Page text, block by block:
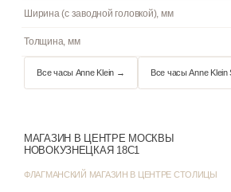
Отображение даты
Цвет корпуса
Ширина (с заводной головкой), мм
МАГАЗИН В ЦЕНТРЕ МОСКВЫ
НОВОКУЗНЕЦКАЯ 18С1
ФЛАГМАНСКИЙ МАГАЗИН В ЦЕНТРЕ СТОЛИЦЫ